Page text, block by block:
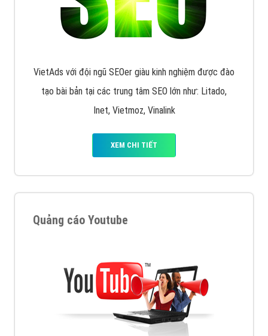
VietAds với đội ngũ SEOer giàu kinh nghiệm được đào
tạo bài bản tại các trung tâm SEO lớn như: Litado,
Inet, Vietmoz, Vinalink
XEM CHI TIẾT
Quảng cáo Youtube